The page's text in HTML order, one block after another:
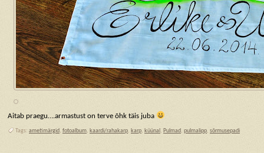
Aitab praegu….armastust on terve õhk täis juba
Tags: ametimärgid, fotoalbum, kaardi/rahakarp, karp, küünal, Pulmad, pulmalipp, sõrmusepadi